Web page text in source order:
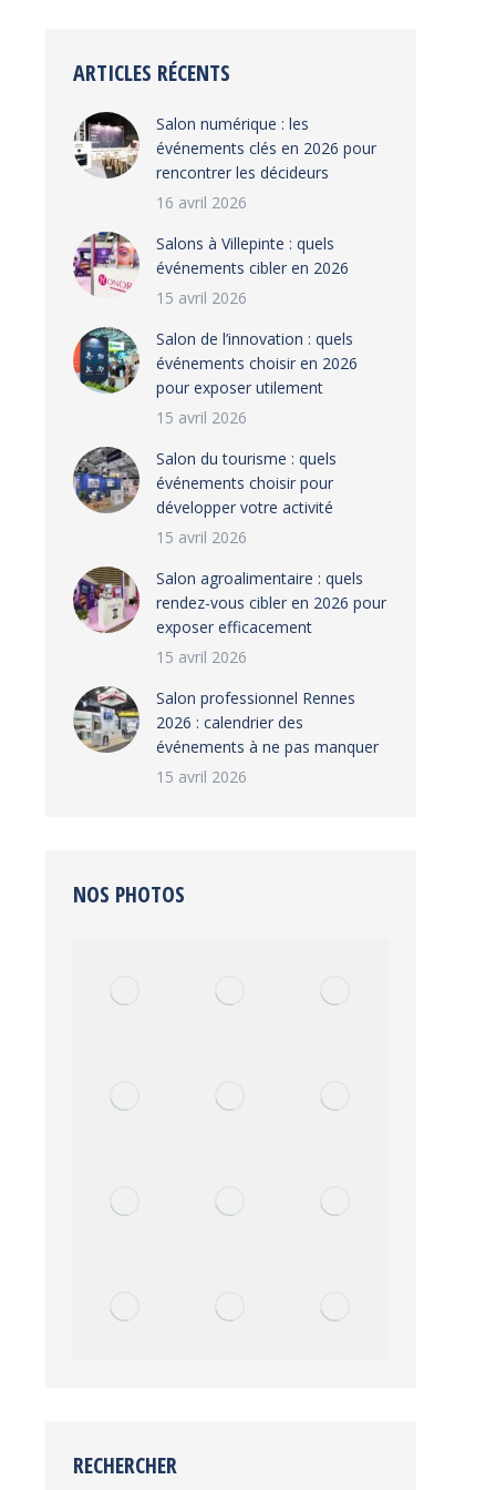
ARTICLES RÉCENTS
Salon numérique : les
événements clés en 2026 pour
rencontrer les décideurs
16 avril 2026
Salons à Villepinte : quels
événements cibler en 2026
15 avril 2026
Salon de l’innovation : quels
événements choisir en 2026
pour exposer utilement
15 avril 2026
Salon du tourisme : quels
événements choisir pour
développer votre activité
15 avril 2026
Salon agroalimentaire : quels
rendez-vous cibler en 2026 pour
exposer efficacement
15 avril 2026
Salon professionnel Rennes
2026 : calendrier des
événements à ne pas manquer
15 avril 2026
NOS PHOTOS
RECHERCHER